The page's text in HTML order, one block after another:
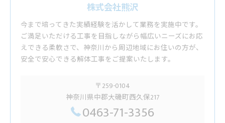
株式会社熊沢
今まで培ってきた実績経験を活かして業務を実施中です。
ご満足いただける工事を目指しながら幅広いニーズにお応
えできる柔軟さで、神奈川から周辺地域にお住いの方が、
安全で安心できる解体工事をご提案いたします。
〒259-0104
神奈川県中郡大磯町西久保217
0463-71-3356